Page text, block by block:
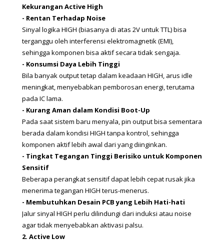
Kekurangan Active High
- Rentan Terhadap Noise
Sinyal logika HIGH (biasanya di atas 2V untuk TTL) bisa
terganggu oleh interferensi elektromagnetik (EMI),
sehingga komponen bisa aktif secara tidak sengaja.
- Konsumsi Daya Lebih Tinggi
Bila banyak output tetap dalam keadaan HIGH, arus idle
meningkat, menyebabkan pemborosan energi, terutama
pada IC lama.
- Kurang Aman dalam Kondisi Boot-Up
Pada saat sistem baru menyala, pin output bisa sementara
berada dalam kondisi HIGH tanpa kontrol, sehingga
komponen aktif lebih awal dari yang diinginkan.
- Tingkat Tegangan Tinggi Berisiko untuk Komponen
Sensitif
Beberapa perangkat sensitif dapat lebih cepat rusak jika
menerima tegangan HIGH terus-menerus.
- Membutuhkan Desain PCB yang Lebih Hati-hati
Jalur sinyal HIGH perlu dilindungi dari induksi atau noise
agar tidak menyebabkan aktivasi palsu.
2. Active Low